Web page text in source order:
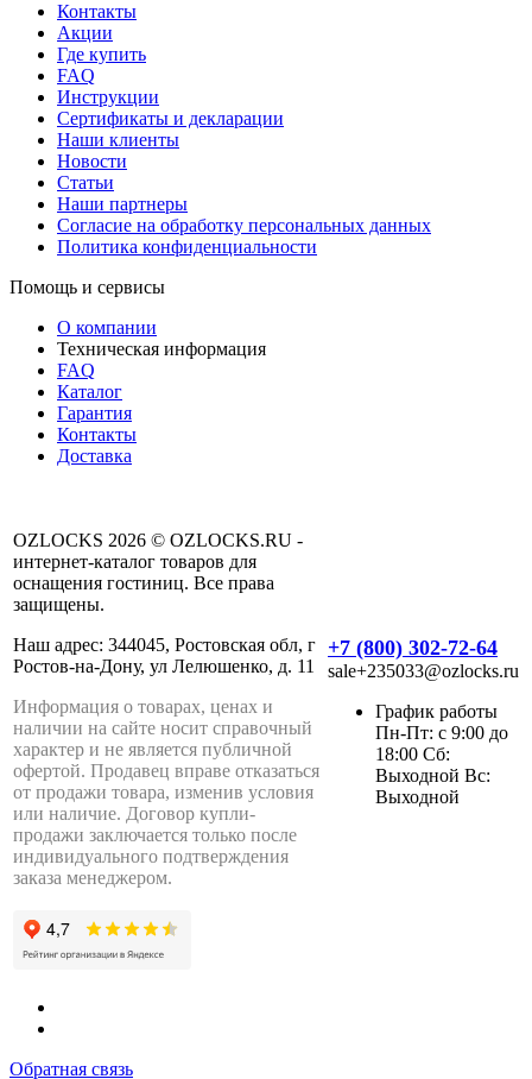
Контакты
Акции
Где купить
FAQ
Инструкции
Сертификаты и декларации
Наши клиенты
Новости
Статьи
Наши партнеры
Согласие на обработку персональных данных
Политика конфиденциальности
Помощь и сервисы
О компании
Техническая информация
FAQ
Каталог
Гарантия
Контакты
Доставка
OZLOCKS 2026 © OZLOCKS.RU -
интернет-каталог товаров для
оснащения гостиниц. Все права
защищены.
Наш адрес: 344045, Ростовская обл, г
Ростов-на-Дону, ул Лелюшенко, д. 11
Информация о товарах, ценах и
наличии на сайте носит справочный
характер и не является публичной
офертой. Продавец вправе отказаться
от продажи товара, изменив условия
или наличие. Договор купли-
продажи заключается только после
индивидуального подтверждения
заказа менеджером.
+7 (800) 302-72-64
sale+235033@ozlocks.ru
График работы
Пн-Пт: с 9:00 до
18:00 Сб:
Выходной Вс:
Выходной
Обратная связь